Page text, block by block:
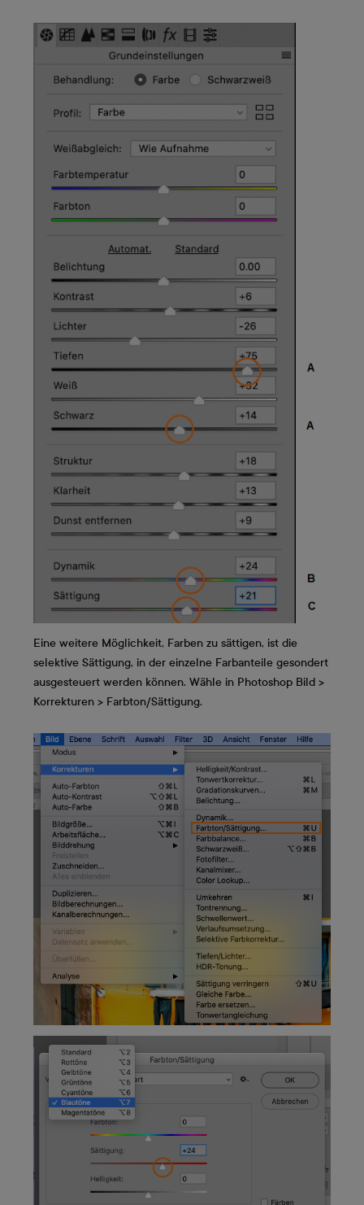
Eine weitere Möglichkeit, Farben zu sättigen, ist die
selektive Sättigung, in der einzelne Farbanteile gesondert
ausgesteuert werden können. Wähle in Photoshop Bild >
Korrekturen > Farbton/Sättigung.